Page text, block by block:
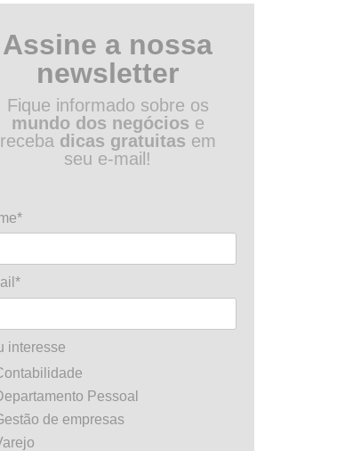
Assine a nossa
newsletter
Fique informado sobre os
mundo dos negócios e
receba dicas gratuitas em
seu e-mail!
interesse
Pessoal
de empresas